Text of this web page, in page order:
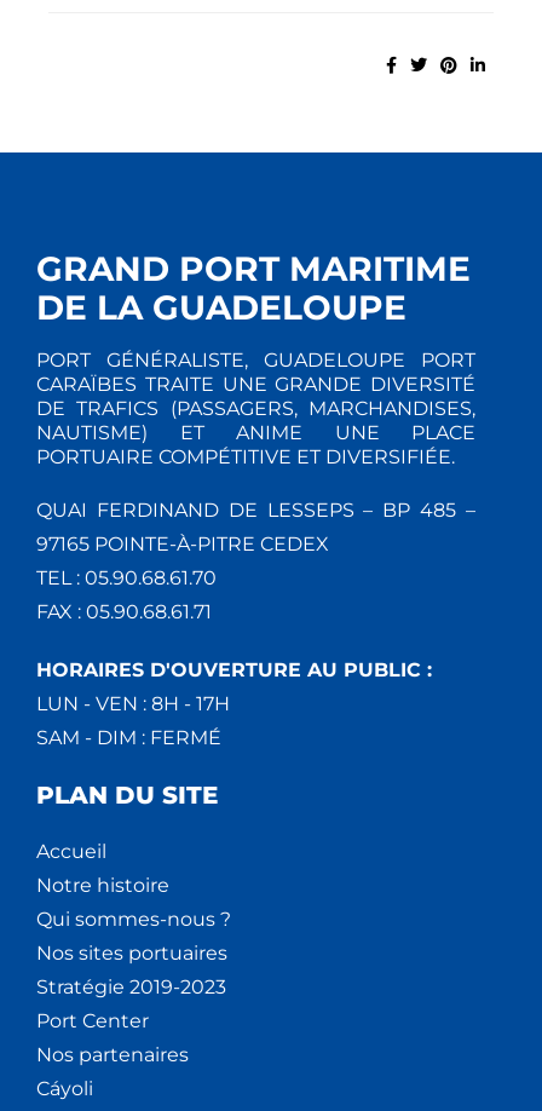
GRAND PORT MARITIME
DE LA GUADELOUPE
PORT GÉNÉRALISTE, GUADELOUPE PORT
CARAÏBES TRAITE UNE GRANDE DIVERSITÉ
DE TRAFICS (PASSAGERS, MARCHANDISES,
NAUTISME) ET ANIME UNE PLACE
PORTUAIRE COMPÉTITIVE ET DIVERSIFIÉE.
QUAI FERDINAND DE LESSEPS – BP 485 –
97165 POINTE-À-PITRE CEDEX
TEL : 05.90.68.61.70
FAX : 05.90.68.61.71
HORAIRES D'OUVERTURE AU PUBLIC :
LUN - VEN : 8H - 17H
SAM - DIM : FERMÉ
PLAN DU SITE
Accueil
Notre histoire
Qui sommes-nous ?
Nos sites portuaires
Stratégie 2019-2023
Port Center
Nos partenaires
Cáyoli